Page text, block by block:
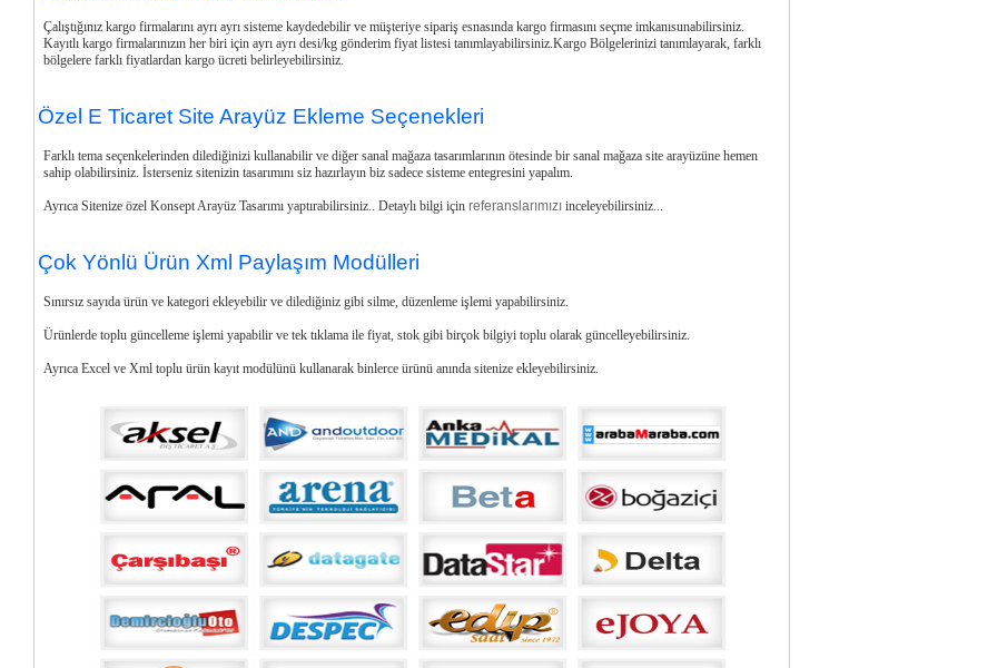
Çalıştığınız kargo firmalarını ayrı ayrı sisteme kaydedebilir ve müşteriye sipariş esnasında kargo firmasını seçme imkanısunabilirsiniz.
Kayıtlı kargo firmalarınızın her biri için ayrı ayrı desi/kg gönderim fiyat listesi tanımlayabilirsiniz.Kargo Bölgelerinizi tanımlayarak, farklı
bölgelere farklı fiyatlardan kargo ücreti belirleyebilirsiniz.
Özel E Ticaret Site Arayüz Ekleme Seçenekleri
Farklı tema seçenkelerinden dilediğinizi kullanabilir ve diğer sanal mağaza tasarımlarının ötesinde bir sanal mağaza site arayüzüne hemen
sahip olabilirsiniz. İsterseniz sitenizin tasarımını siz hazırlayın biz sadece sisteme entegresini yapalım.
Ayrıca Sitenize özel Konsept Arayüz Tasarımı yaptırabilirsiniz.. Detaylı bilgi için referanslarımızı inceleyebilirsiniz...
Çok Yönlü Ürün Xml Paylaşım Modülleri
Sınırsız sayıda ürün ve kategori ekleyebilir ve dilediğiniz gibi silme, düzenleme işlemi yapabilirsiniz.
Ürünlerde toplu güncelleme işlemi yapabilir ve tek tıklama ile fiyat, stok gibi birçok bilgiyi toplu olarak güncelleyebilirsiniz.
Ayrıca Excel ve Xml toplu ürün kayıt modülünü kullanarak binlerce ürünü anında sitenize ekleyebilirsiniz.